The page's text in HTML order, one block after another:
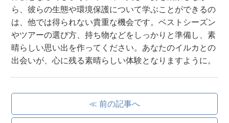
ら、彼らの生態や環境保護について学ぶことができるの
は、他では得られない貴重な機会です。ベストシーズン
やツアーの選び方、持ち物などをしっかりと準備し、素
晴らしい思い出を作ってください。あなたのイルカとの
出会いが、心に残る素晴らしい体験となりますように。
≪ 前の記事へ